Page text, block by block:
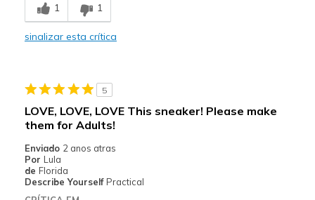
Comfortable
Melhores utilizações
Casual Wear
Going Out
Special Occasions
1 1
sinalizar esta crítica
5
LOVE, LOVE, LOVE This sneaker! Please make
them for Adults!
Enviado 2 anos atras
Por Lula
de Florida
Describe Yourself Practical